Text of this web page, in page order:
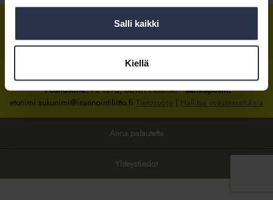
Salli kaikki
Kiellä
IsännöintiliittoIsännöintiliittoIsännöintiliitto
Isännöintiliiton toimistosijaitsee Hakaniemessä Helsingissä.
Postiosoite:PL 1370, 00101 HelsinkiSähköpostit:
etunimi.sukunimi@isannointiliitto.fi Tietosuoja | Hallitse evästeasetuksia
Anna palautetta
Yhteystiedot